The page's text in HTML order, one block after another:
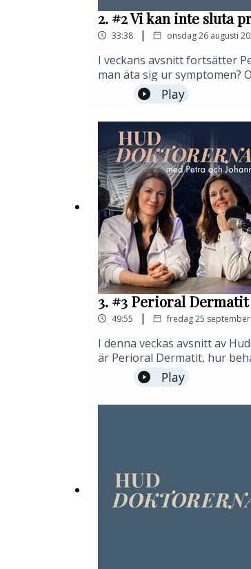
2. #2 Vi kan inte sluta
33:38 | onsdag 26 augusti
I veckans avsnitt fortsätter
man äta sig ur symptomen?
Play
3. #3 Perioral
49:55 | fredag 25
I denna veckas avsnitt av
är Perioral Dermatit, hur
huddoktorerna@gmail.com
Play